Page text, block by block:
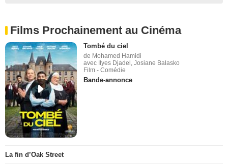
Films Prochainement au Cinéma
Tombé du ciel
de Mohamed Hamidi
avec Ilyes Djadel, Josiane Balasko
Film - Comédie
Bande-annonce
La fin d’Oak Street